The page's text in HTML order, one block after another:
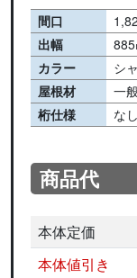
間口
出幅
885
カラー
シ
屋根材
一
桁仕様
なし
商品代
本体定価
本体値引き